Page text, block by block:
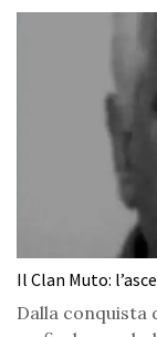
Il Clan Muto:
Dalla